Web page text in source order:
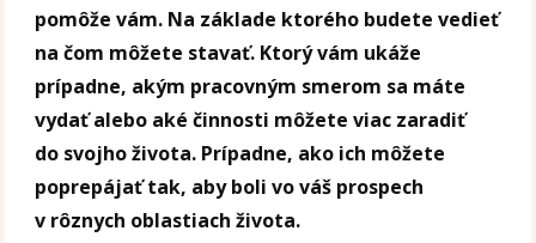
pomôže vám. Na základe ktorého budete vedieť
na čom môžete stavať. Ktorý vám ukáže
prípadne, akým pracovným smerom sa máte
vydať alebo aké činnosti môžete viac zaradiť
do svojho života. Prípadne, ako ich môžete
poprepájať tak, aby boli vo váš prospech
v rôznych oblastiach života.